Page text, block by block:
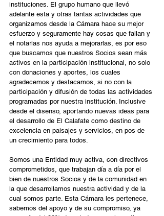
instituciones. El grupo humano que llevó
adelante esta y otras tantas actividades que
organizamos desde la Cámara hace su mejor
esfuerzo y seguramente hay cosas que fallan y
el notarlas nos ayuda a mejorarlas, es por eso
que buscamos que nuestros Socios sean más
activos en la participación institucional, no solo
con donaciones y aportes, los cuales
agradecemos y destacamos, si no con la
participación y difusión de todas las actividades
programadas por nuestra institución. Inclusive
desde el disenso, aportando nuevas ideas para
el desarrollo de El Calafate como destino de
excelencia en paisajes y servicios, en pos de
un crecimiento para todos.
Somos una Entidad muy activa, con directivos
comprometidos, que trabajan día a día por el
bien de nuestros Socios y de la comunidad en
la que desarrollamos nuestra actividad y de la
cual somos parte. Esta Cámara les pertenece,
sabemos del apoyo y de su compromiso, ya